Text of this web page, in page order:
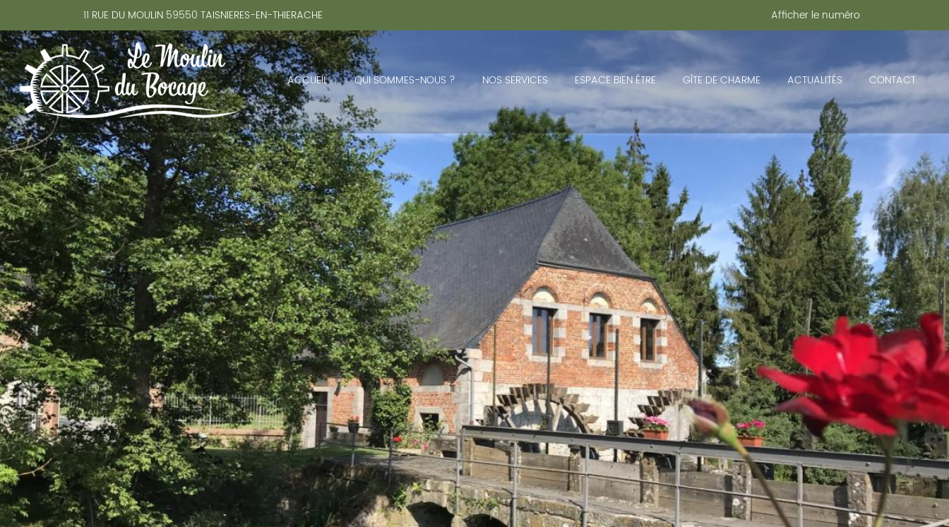
11 RUE DU MOULIN 59550 TAISNIERES-EN-THIERACHE Afficher le numéro
ACCUEIL QUI SOMMES-NOUS ? NOS SERVICES ESPACE BIEN ÊTRE GÎTE DE CHARME ACTUALITÉS CONTACT